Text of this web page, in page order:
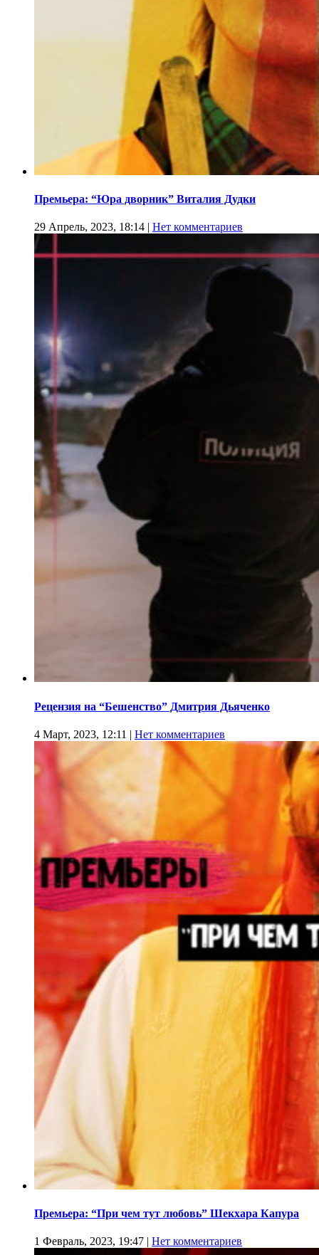
Премьера: “Юра дворник” Виталия Дудки
29 Апрель, 2023, 18:14 | Нет комментариев
Рецензия на “Бешенство” Дмитрия Дьяченко
4 Март, 2023, 12:11 | Нет комментариев
Премьера: “При чем тут любовь” Шекхара Капура
1 Февраль, 2023, 19:47 | Нет комментариев